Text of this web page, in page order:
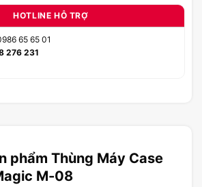
HOTLINE HỖ TRỢ
65 65 01
276 231
phẩm Thùng Máy Case
M-08